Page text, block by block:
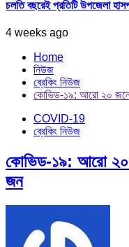
চলতি বছরেই প্রতিটি উপজেলা
4 weeks ago
Home
নিউজ
ব্রেকিং নিউজ
কোভিড-১৯: আরো ২০
COVID-19
ব্রেকিং নিউজ
কোভিড-১৯: আরো
জন